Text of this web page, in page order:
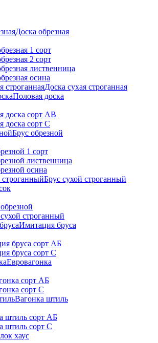
Доска обрезная
1 сорт
2 сорт
лиственница
осина
Доска сухая строганная
Половая доска
доска сорт АВ
доска сорт С
Брус обрезной
1 сорт
лиственница
осина
Брус сухой строганный
строганный
Имитация бруса
бруса сорт АБ
бруса сорт С
Евровагонка
сорт АБ
сорт С
Вагонка штиль
штиль сорт АБ
штиль сорт С
хаус